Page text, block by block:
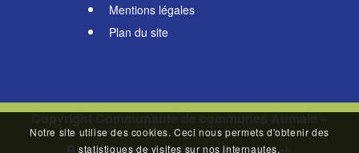
Mentions légales
Plan du site
Copyright Communauté de communes Aumale –
Notre site utilise des cookies. Ceci nous permets d'obtenir des
statistiques de visites sur nos internautes.